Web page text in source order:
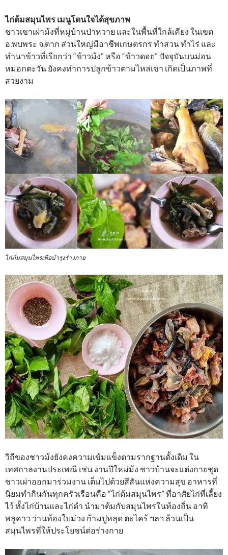
ไก่ต้มสมุนไพร เมนูโดนใจได้สุขภาพ
ชาวเขาเผ่าม้งที่หมู่บ้านป่าหวาย และในพื้นที่ใกล้เคียง ในเขต
อ.พบพระ จ.ตาก ส่วนใหญ่มีอาชีพเกษตรกร ทำสวน ทำไร่ และ
ทำนาข้าวที่เรียกว่า “ข้าวม้ง” หรือ “ข้าวดอย” ปัจจุบันบนม่อน
หมอกตะวัน ยังคงทำการปลูกข้าวตามไหล่เขา เกิดเป็นภาพที่
สวยงาม
ไก่ต้มสมุนไพรเพื่อบำรุงร่างกาย
วิถีของชาวม้งยังคงความเข้มแข็งตามรากฐานดั้งเดิม ใน
เทศกาลงานประเพณี เช่น งานปีใหม่ม้ง ชาวบ้านจะแต่งกายชุด
ชาวเผ่าออกมาร่วมงาน เต็มไปด้วยสีสันแห่งความสุข อาหารที่
นิยมทำกินกันทุกครัวเรือนคือ “ไก่ต้มสมุนไพร” ที่อาศัยไก่ที่เลี้ยง
ไว้ ทั้งไก่บ้านและไก่ดำ นำมาต้มกับสมุนไพรในท้องถิ่น อาทิ
พลูคาว ว่านท้องใบม่วง ก้ามปูหลุด ตะไคร้ ฯลฯ ล้วนเป็น
สมุนไพรที่ให้ประโยชน์ต่อร่างกาย